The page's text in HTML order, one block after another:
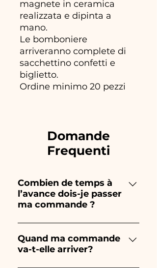
magnete in ceramica
realizzata e dipinta a
mano.
Le bomboniere
arriveranno complete di
sacchettino confetti e
biglietto.
Ordine minimo 20 pezzi
Domande
Frequenti
Combien de temps à
l’avance dois-je passer
ma commande ?
Ceramiche Ania crée et peint
entièrement à la main, donc
leur création prend beaucoup
Quand ma commande
va-t-elle arriver?